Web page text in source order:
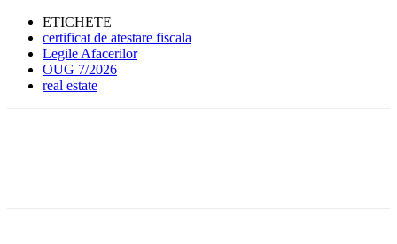
ETICHETE
certificat de atestare fiscala
Legile Afacerilor
OUG 7/2026
real estate